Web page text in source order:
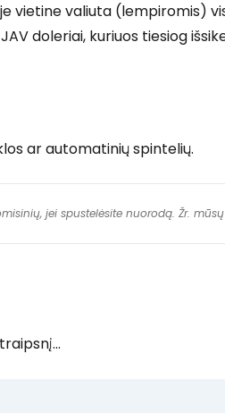
vietine valiuta (lempiromis)
doleriai, kuriuos tiesiog
ar automatinių spintelių.
jei spustelėsite nuorodą. Žr. mūsų